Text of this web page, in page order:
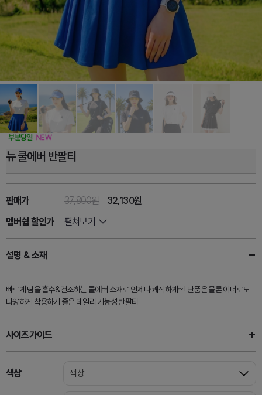
뉴 쿨에버 반팔티
판매가 37,800원 32,130원
멤버쉽 할인가
펼쳐보기
설명 & 소재
빠르게 땀을 흡수&건조하는 쿨에버 소재로 언제나 쾌적하게~! 단품은 물론 이너로도
다양하게 착용하기 좋은 데일리 기능성 반팔티
사이즈가이드
색상 색상